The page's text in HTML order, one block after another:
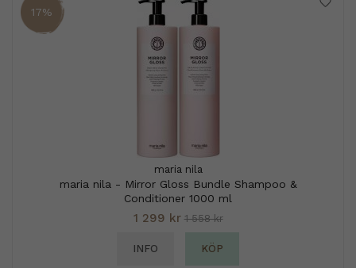
17%
maria nila
maria nila - Mirror Gloss Bundle Shampoo &
Conditioner 1000 ml
1 299 kr 1 558 kr
INFO KÖP